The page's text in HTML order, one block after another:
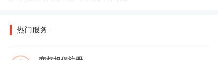
3小时前 138****9512成功申请文字作品
热门服务